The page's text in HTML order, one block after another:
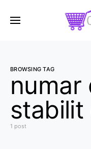
BROWSING TAG
numar
stabilit
1 post